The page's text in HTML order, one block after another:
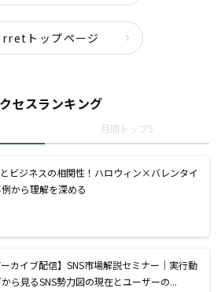
トップページ
セスランキング
月間トップ5
ビジネスの相関性！ハロウィン×バレンタイ
例から理解を深める
ーカイブ配信】SNS市場解説セミナー｜実行動
ら見るSNS勢力図の現在とユーザーの...